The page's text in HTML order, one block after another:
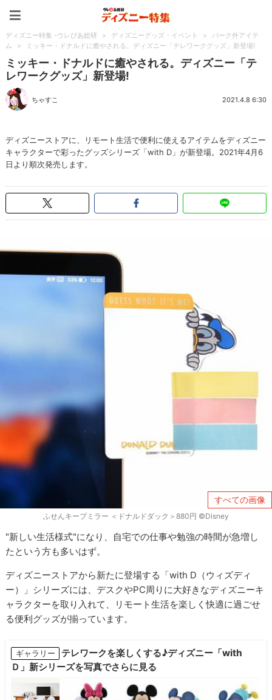
ディズニー特集 -ウレぴあ総研 > ディズニーグッズ・イベント >
パーク外アイテ
ム
> ミッキー・ドナルドに癒やされる。ディズニー「テレワークグッズ」新登場!
ミッキー・ドナルドに癒やされる。ディズニー「テ
レワークグッズ」新登場!
ちゃすこ 2021.4.8 6:30
ディズニーストアに、リモート生活で便利に使えるアイテムをディズニー
キャラクターで彩ったグッズシリーズ「with D」が新登場。2021年4月6
日より順次発売します。
すべての画像
ふせんキープミラー ＜ドナルドダック＞880円 ©Disney
"新しい生活様式"になり、自宅での仕事や勉強の時間が急増し
たという方も多いはず。
ディズニーストアから新たに登場する「with D（ウィズディ
ー）」シリーズには、デスクやPC周りに大好きなディズニーキ
ャラクターを取り入れて、リモート生活を楽しく快適に過ごせ
る便利グッズが揃っています。
ギャラリー
テレワークを楽しくする♪ディズニー「with
Ｄ」新シリーズを写真でさらに見る